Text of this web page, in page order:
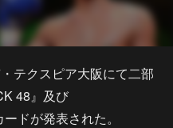
テクスピア大阪にて二部
48』及び
ドが発表された。